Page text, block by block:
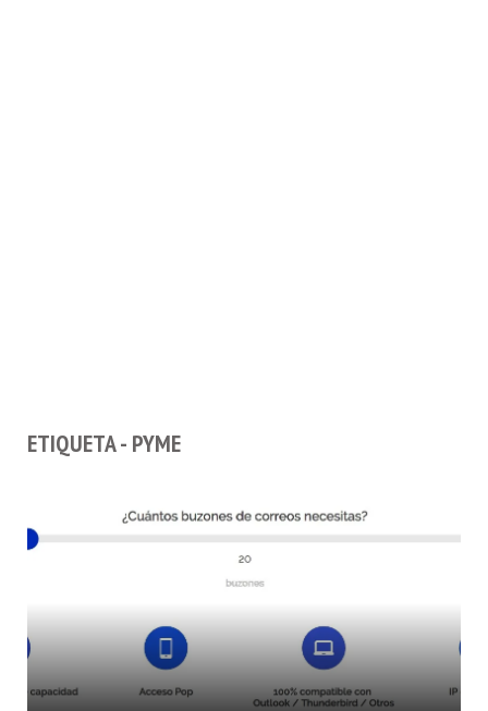
ETIQUETA - PYME